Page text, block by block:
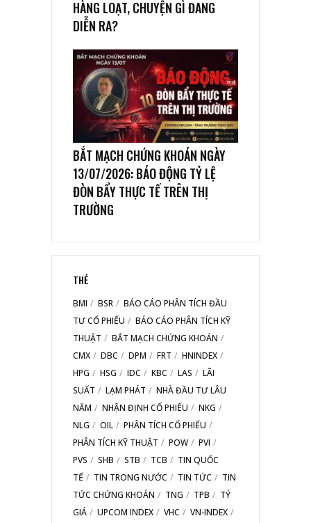
HÀNG LOẠT, CHUYỆN GÌ ĐANG
DIỄN RA?
BẮT MẠCH CHỨNG KHOÁN NGÀY
13/07/2026: BÁO ĐỘNG TỶ LỆ
ĐÒN BẨY THỰC TẾ TRÊN THỊ
TRƯỜNG
THẺ
BMI BSR
BÁO CÁO PHÂN TÍCH ĐẦU
TƯ CỔ PHIẾU
BÁO CÁO PHÂN TÍCH KỸ
THUẬT
BẮT MẠCH CHỨNG KHOÁN
CMX
DBC DPM FRT
HNINDEX
HPG
HSG IDC KBC LAS
LÃI
SUẤT
LẠM PHÁT
NHÀ ĐẦU TƯ LÂU
NĂM
NHẬN ĐỊNH CỔ PHIẾU
NKG
NLG
OIL
PHÂN TÍCH CỔ PHIẾU
PHÂN TÍCH KỸ THUẬT
POW
PVI
PVS
SHB STB TCB
TIN QUỐC
TẾ
TIN TRONG NƯỚC TIN TỨC
TIN
TỨC CHỨNG KHOÁN
TNG TPB
TỶ
GIÁ
UPCOM INDEX VHC VN-INDEX